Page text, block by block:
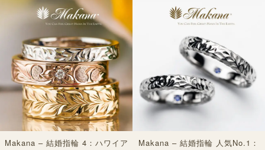
Makana – 結婚指輪 4：ハワイア
Makana – 結婚指輪 人気No.1：